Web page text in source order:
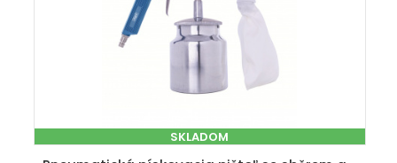
SKLADOM